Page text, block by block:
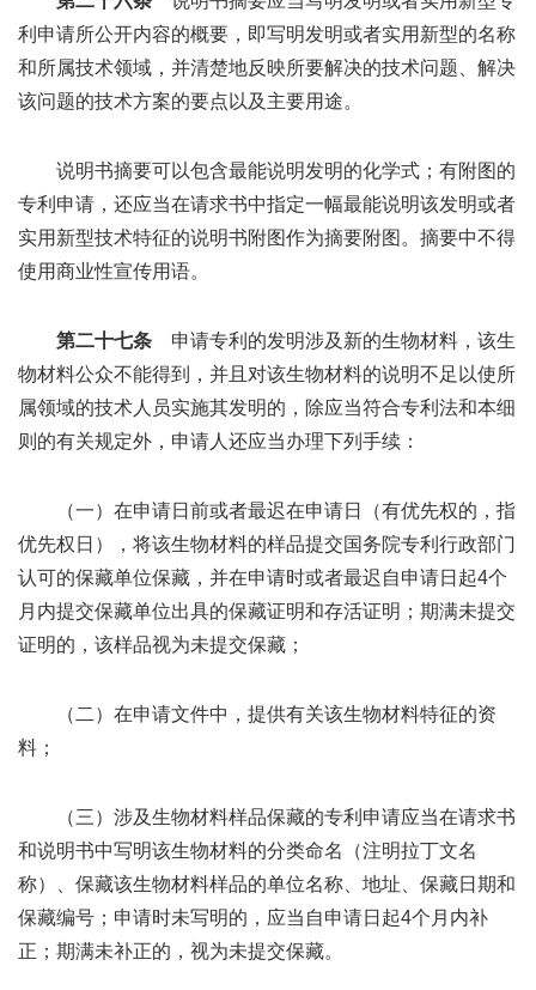
利申请所公开内容的概要，即写明发明或者实用新型的名称
和所属技术领域，并清楚地反映所要解决的技术问题、解决
该问题的技术方案的要点以及主要用途。
说明书摘要可以包含最能说明发明的化学式；有附图的
专利申请，还应当在请求书中指定一幅最能说明该发明或者
实用新型技术特征的说明书附图作为摘要附图。摘要中不得
使用商业性宣传用语。
第二十七条 申请专利的发明涉及新的生物材料，该生
物材料公众不能得到，并且对该生物材料的说明不足以使所
属领域的技术人员实施其发明的，除应当符合专利法和本细
则的有关规定外，申请人还应当办理下列手续：
（一）在申请日前或者最迟在申请日（有优先权的，指
优先权日），将该生物材料的样品提交国务院专利行政部门
认可的保藏单位保藏，并在申请时或者最迟自申请日起4个
月内提交保藏单位出具的保藏证明和存活证明；期满未提交
证明的，该样品视为未提交保藏；
（二）在申请文件中，提供有关该生物材料特征的资
料；
（三）涉及生物材料样品保藏的专利申请应当在请求书
和说明书中写明该生物材料的分类命名（注明拉丁文名
称）、保藏该生物材料样品的单位名称、地址、保藏日期和
保藏编号；申请时未写明的，应当自申请日起4个月内补
正；期满未补正的，视为未提交保藏。